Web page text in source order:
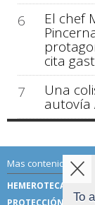
6
El chef
cita
7
Una
autovía
Mas contenido de
HEMEROTECA
To